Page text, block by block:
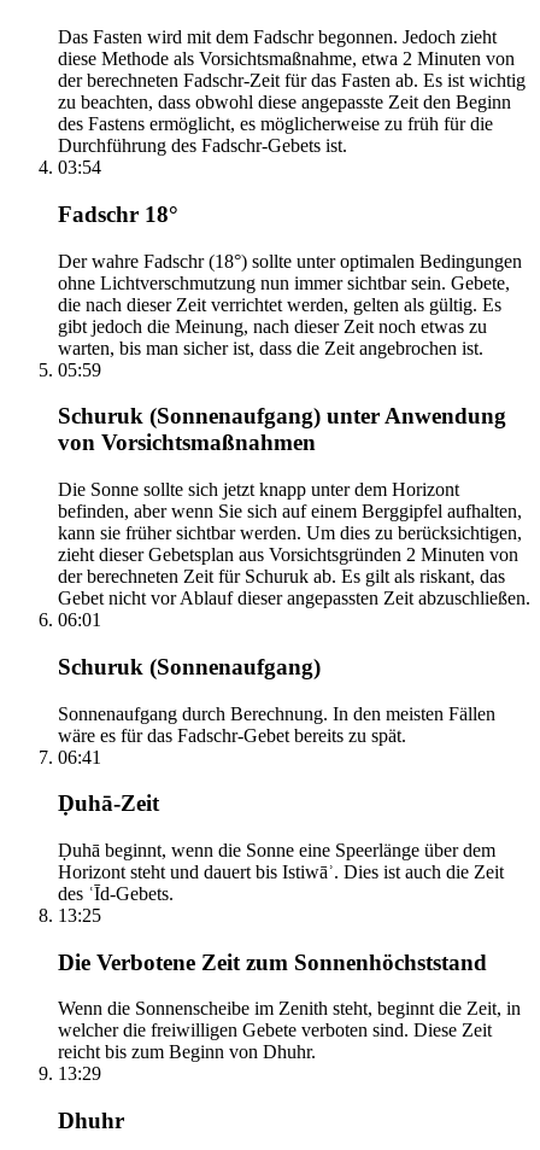
Das Fasten wird mit dem Fadschr begonnen. Jedoch zieht
diese Methode als Vorsichtsmaßnahme, etwa 2 Minuten von
der berechneten Fadschr-Zeit für das Fasten ab. Es ist wichtig
zu beachten, dass obwohl diese angepasste Zeit den Beginn
des Fastens ermöglicht, es möglicherweise zu früh für die
Durchführung des Fadschr-Gebets ist.
03:54
Fadschr 18°
Der wahre Fadschr (18°) sollte unter optimalen Bedingungen
ohne Lichtverschmutzung nun immer sichtbar sein. Gebete,
die nach dieser Zeit verrichtet werden, gelten als gültig. Es
gibt jedoch die Meinung, nach dieser Zeit noch etwas zu
warten, bis man sicher ist, dass die Zeit angebrochen ist.
05:59
Schuruk (Sonnenaufgang) unter Anwendung
von Vorsichtsmaßnahmen
Die Sonne sollte sich jetzt knapp unter dem Horizont
befinden, aber wenn Sie sich auf einem Berggipfel aufhalten,
kann sie früher sichtbar werden. Um dies zu berücksichtigen,
zieht dieser Gebetsplan aus Vorsichtsgründen 2 Minuten von
der berechneten Zeit für Schuruk ab. Es gilt als riskant, das
Gebet nicht vor Ablauf dieser angepassten Zeit abzuschließen.
06:01
Schuruk (Sonnenaufgang)
Sonnenaufgang durch Berechnung. In den meisten Fällen
wäre es für das Fadschr-Gebet bereits zu spät.
06:41
Ḍuhā-Zeit
Ḍuhā beginnt, wenn die Sonne eine Speerlänge über dem
Horizont steht und dauert bis Istiwāʾ. Dies ist auch die Zeit
des ʿĪd-Gebets.
13:25
Die Verbotene Zeit zum Sonnenhöchststand
Wenn die Sonnenscheibe im Zenith steht, beginnt die Zeit, in
welcher die freiwilligen Gebete verboten sind. Diese Zeit
reicht bis zum Beginn von Dhuhr.
13:29
Dhuhr